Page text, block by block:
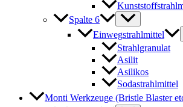
Spalte 6
Einwegstrahlmittel
Strahlgranulat
Asilit
Asilikos
Sodastrahlmittel
Monti Werkzeuge (Bristle Blaster